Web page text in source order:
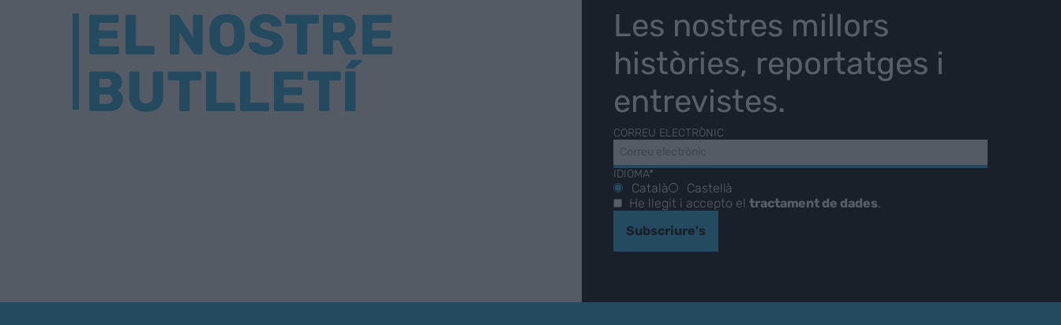
EL NOSTRE
BUTLLETÍ
Les nostres millors
històries, reportatges i
entrevistes.
CORREU ELECTRÒNIC
IDIOMA*
Català
Castellà
He llegit i accepto el tractament de dades.
Subscriure's